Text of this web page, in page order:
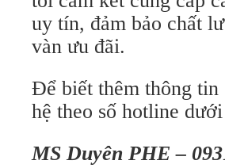
uy tín, đảm bảo chất
vàn ưu đãi.
Để biết thêm thông
hệ theo số hotline
MS Duyên PHE –